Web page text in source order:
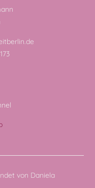
von Daniela